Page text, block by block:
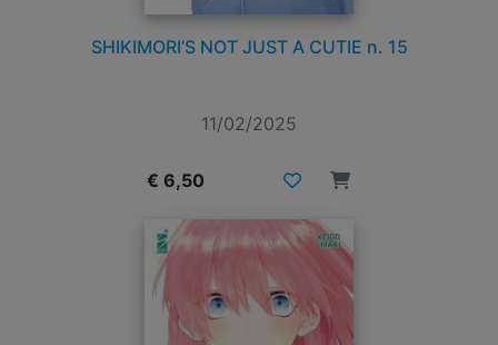
SHIKIMORI’S NOT JUST A CUTIE n. 15
11/02/2025
€ 6,50